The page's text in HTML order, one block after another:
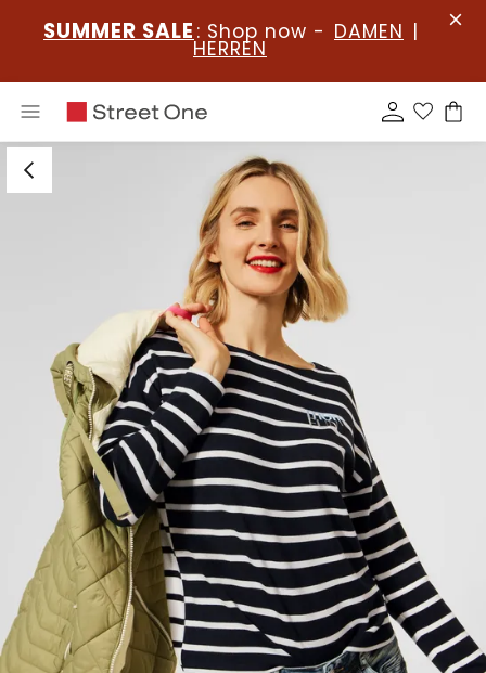
SUMMER SALE : Shop now - DAMEN |
HERREN